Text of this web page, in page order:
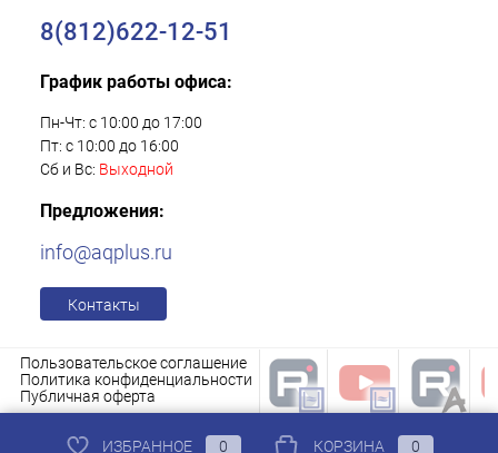
8(812)622-12-51
График работы офиса:
Пн-Чт: с 10:00 до 17:00
Пт: с 10:00 до 16:00
Сб и Вс: Выходной
Предложения:
info@aqplus.ru
Контакты
Пользовательское соглашение
Политика конфиденциальности
Публичная оферта
ИЗБРАННОЕ 0 КОРЗИНА 0